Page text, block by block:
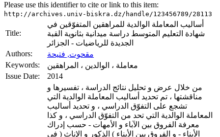
Please use this identifier to cite or link to this item:
http://archives.univ-biskra.dz/handle/123456789/28113
Title:
أساليب المعاملة الوالدية للمراهقين المتفوّقين في
شهادة التعليم المتوسط دراسة ميدانية بثانوية القبة
الجديدة للرياضيات - الجزائر
Authors:
مقحوت, فتيحة
Keywords:
معاملة ، الوالدين ، المراهقين
Issue Date:
2014
من خلال عرض و تحليل نتائج الدراسة ، تفسيرها و
مناقشتها ، تم تحديد أساليب المعاملة الوالدية التي
تشجع على التفوّق الدراسي ، و تحديد أساليب
المعاملة الوالدية التي تحد من التفوّق الدراسي ، و كذا
معرفة الفروق بين الآباء و الأمهات - حسب إدراك
الأبناء - و الفروق بين الأبناء ) الذكور و الإناث ( في